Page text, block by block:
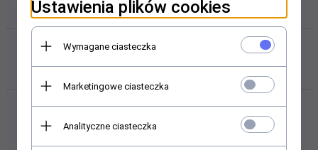
Polecamy w sklepie i hurtowni
kosmetycznej Abant.pl
Promocja
Ustawienia plików cookies
Wymagane ciasteczka
Marketingowe ciasteczka
Analityczne ciasteczka